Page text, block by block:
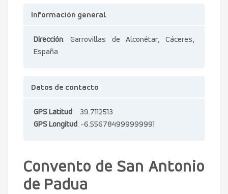
Información general
Dirección: Garrovillas de Alconétar, Cáceres,
España
Datos de contacto
GPS Latitud: 39.7112513
GPS Longitud: -6.556784999999991
Convento de San Antonio
de Padua